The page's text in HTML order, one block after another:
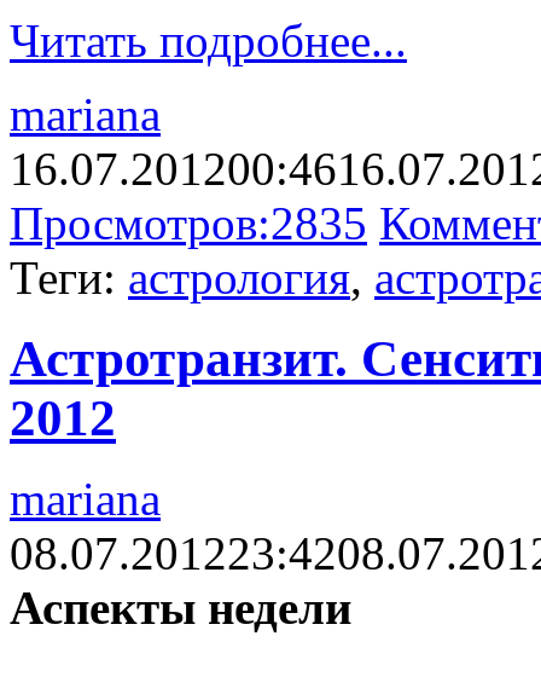
Читать подробнее...
mariana
16.07.201200:46
Просмотров:2835
Теги: астрология,
Астротранзит.
2012
mariana
08.07.201223:42
Аспекты недели